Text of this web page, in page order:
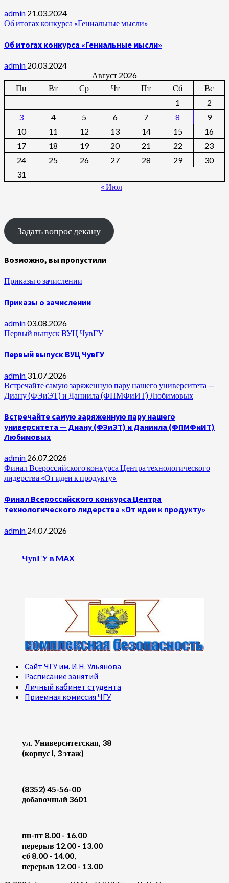
admin 21.03.2024
Об итогах конкурса «Гениальные мысли»
Об итогах конкурса «Гениальные мысли»
admin 20.03.2024
Август 2026
Пн
Вт Ср Чт Пт Сб
Вс
1
2
3
4 5 6 7 8
9
10
11 12 13 14 15
16
17
18 19 20 21 22
23
24
25 26 27 28 29
30
31
« Июл
Задать вопрос декану
Возможно, вы пропустили
Приказы о зачислении
Приказы о зачислении
admin03.08.2026
Первый выпуск ВУЦ ЧувГУ
Первый выпуск ВУЦ ЧувГУ
admin 31.07.2026
Встречайте самую заряженную пару нашего университета —
Диану (ФЭиЭТ) и Даниила (ФПМФиИТ) Любимовых
Встречайте самую заряженную пару нашего
университета — Диану (ФЭиЭТ) и Даниила (ФПМФиИТ)
Любимовых
admin 26.07.2026
Финал Всероссийского конкурса Центра технологического
лидерства «От идеи к продукту»
Финал Всероссийского конкурса Центра
технологического лидерства «От идеи к продукту»
admin 24.07.2026
ЧувГУ в MAX
Сайт ЧГУ им. И.Н. Ульянова
Расписание занятий
Личный кабинет студента
Приемная комиссия ЧГУ
ул. Университетская, 38
(корпус I, 3 этаж)
(8352) 45-56-00
добавочный 3601
пн-пт 8.00 - 16.00
перерыв 12.00 - 13.00
cб 8.00 - 14.00,
перерыв 12.00 - 13.00